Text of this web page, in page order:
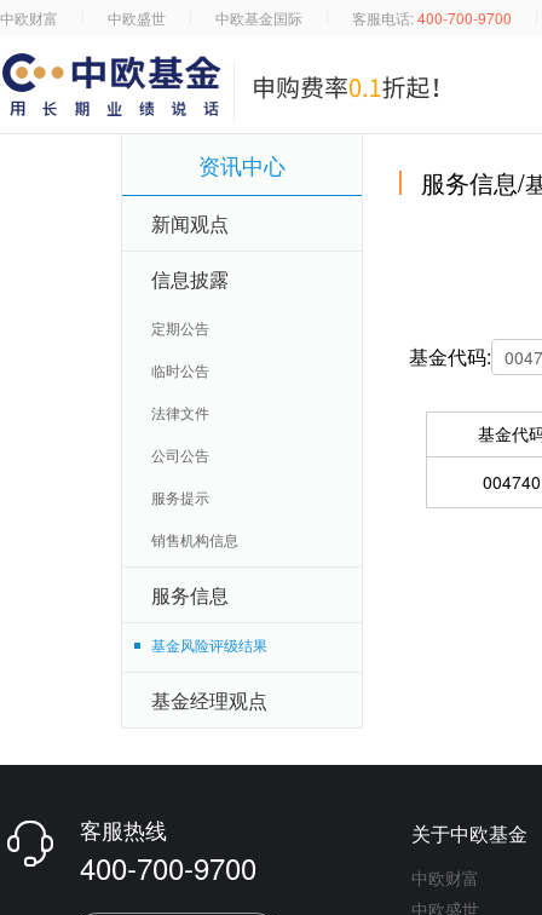
中欧财富 中欧盛世 中欧基金国际 客服电话:400-700-9700
资讯中心
新闻观点
信息披露
定期公告
临时公告
法律文件
公司公告
服务提示
销售机构信息
服务信息
基金风险评级结果
基金经理观点
服务信息/
基金代码:
基金代
004740
 客服热线
400-700-9700
关于中欧基金
中欧财富
中欧盛世